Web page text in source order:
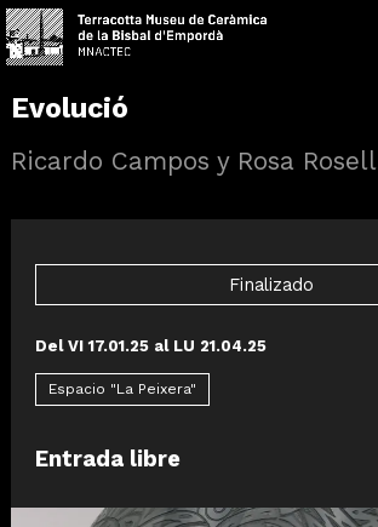
Evolució
Ricardo Campos y Rosa Rosell
Finalizado
Del VI 17.01.25 al LU 21.04.25
Espacio "La Peixera"
Entrada libre